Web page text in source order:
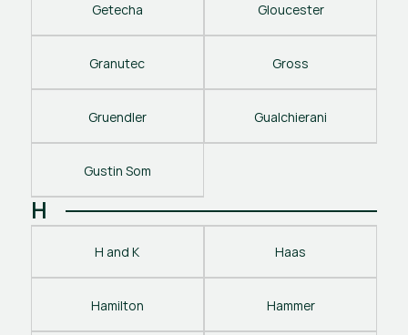
Getecha Gloucester
Granutec Gross
Gruendler Gualchierani
Gustin Som
H
H and K Haas
Hamilton Hammer